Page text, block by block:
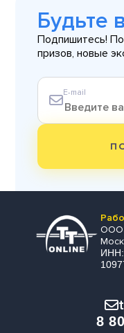
Будьте
Подпишитесь!
призов, новые
E-mail
ООО
ИНН:
8